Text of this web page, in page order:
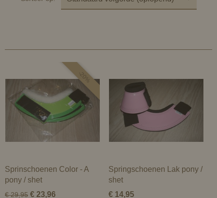
-20%
Sprinschoenen Color - A
pony / shet
€ 29,95 € 23,96
Springschoenen Lak pony /
shet
€ 14,95